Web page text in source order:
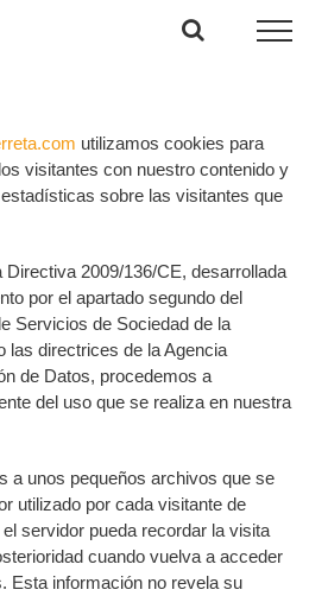
utilizamos cookies para
visitantes con nuestro contenido y
sobre las visitantes que
Directiva 2009/136/CE, desarrollada
por el apartado segundo del
Servicios de Sociedad de la
las directrices de la Agencia
de Datos, procedemos a
del uso que se realiza en nuestra
a unos pequeños archivos que se
utilizado por cada visitante de
servidor pueda recordar la visita
cuando vuelva a acceder
Esta información no revela su